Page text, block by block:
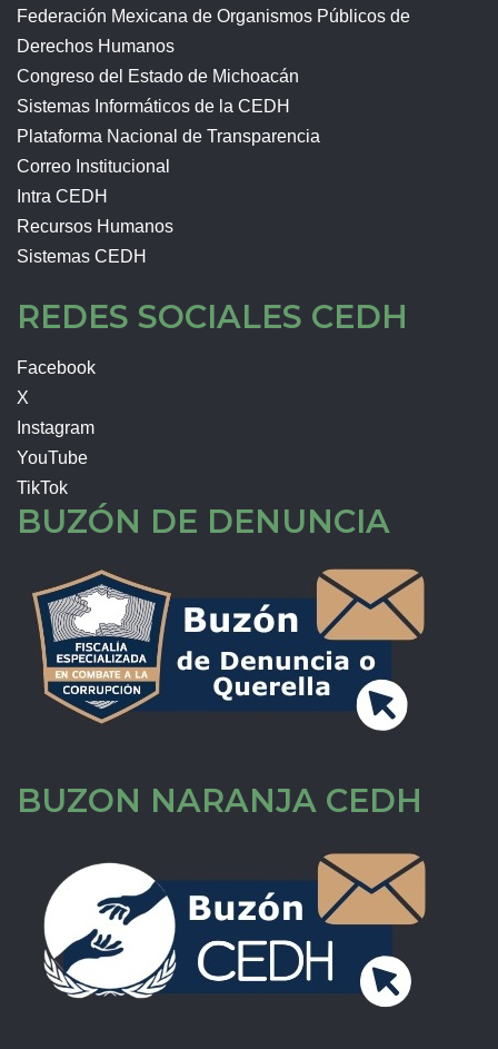
Federación Mexicana de Organismos Públicos de
Derechos Humanos
Congreso del Estado de Michoacán
Sistemas Informáticos de la CEDH
Plataforma Nacional de Transparencia
Correo Institucional
Intra CEDH
Recursos Humanos
Sistemas CEDH
REDES SOCIALES CEDH
Facebook
X
Instagram
YouTube
TikTok
BUZÓN DE DENUNCIA
BUZON NARANJA CEDH